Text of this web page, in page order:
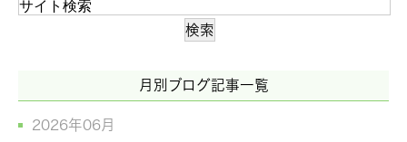
月別ブログ記事一覧
2026年06月